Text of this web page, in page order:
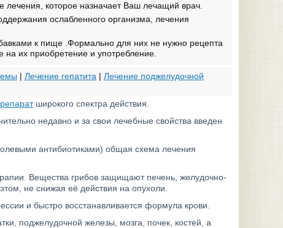
которое назначает Ваш лечащий врач.
ослабленного организма, лечения
к пище .Формально для них не нужно рецепта
их приобретение и употребление.
| Лечение гепатита | Лечение поджелудочной
широкого спектра действия.
недавно и за свои лечебные свойства введен
антибиотиками) общая схема лечения
Вещества грибов защищают печень, желудочно-
не снижая её действия на опухоли.
и быстро восстанавливается формула крови.
поджелудочной железы, мозга, почек, костей, а